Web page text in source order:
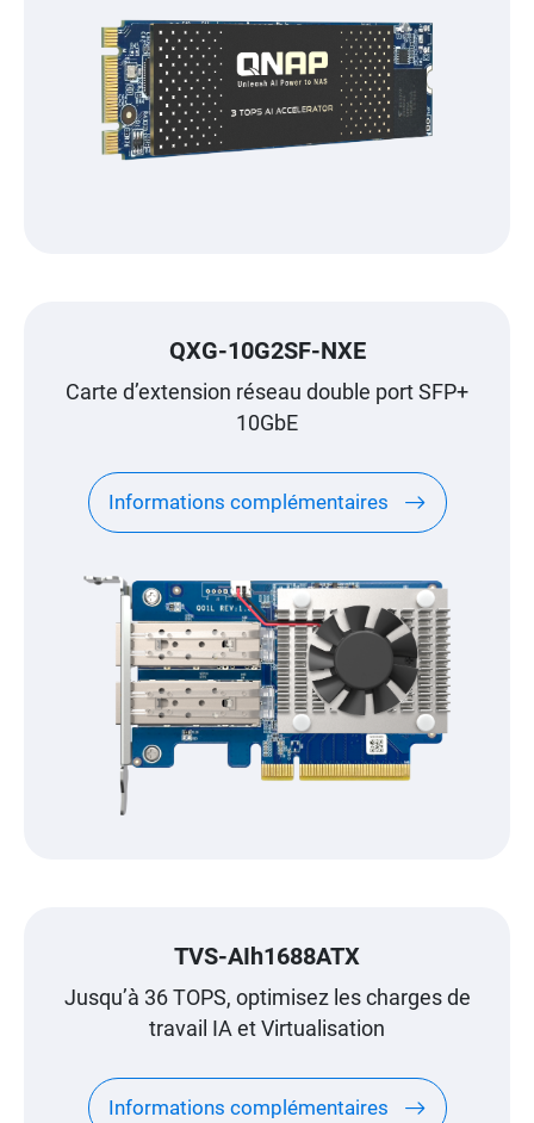
QXG-10G2SF-NXE
Carte d’extension réseau double port SFP+
10GbE
Informations complémentaires
TVS-AIh1688ATX
Jusqu’à 36 TOPS, optimisez les charges de
travail IA et Virtualisation
Informations complémentaires